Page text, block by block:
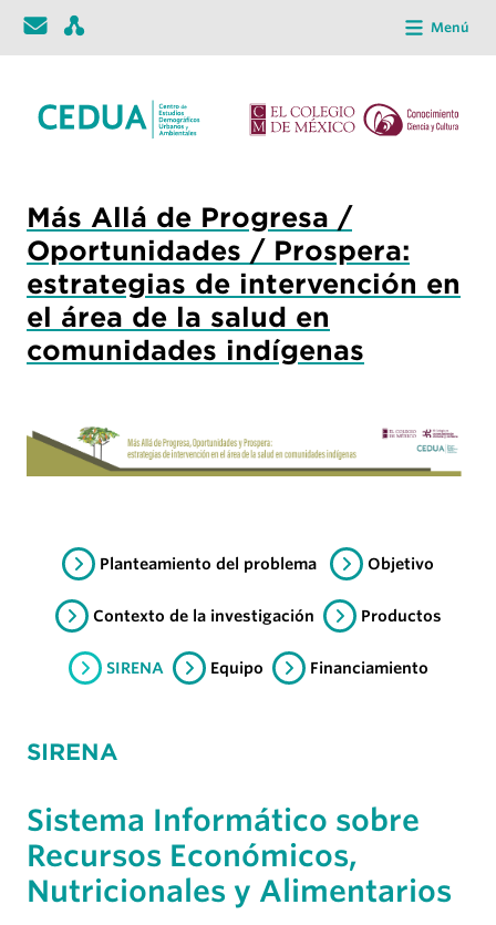
Menú
Más Allá de Progresa /
Oportunidades / Prospera:
estrategias de intervención en
el área de la salud en
comunidades indígenas
Planteamiento del problema Objetivo
Contexto de la investigación Productos
SIRENA Equipo Financiamiento
SIRENA
Sistema Informático sobre
Recursos Económicos,
Nutricionales y Alimentarios